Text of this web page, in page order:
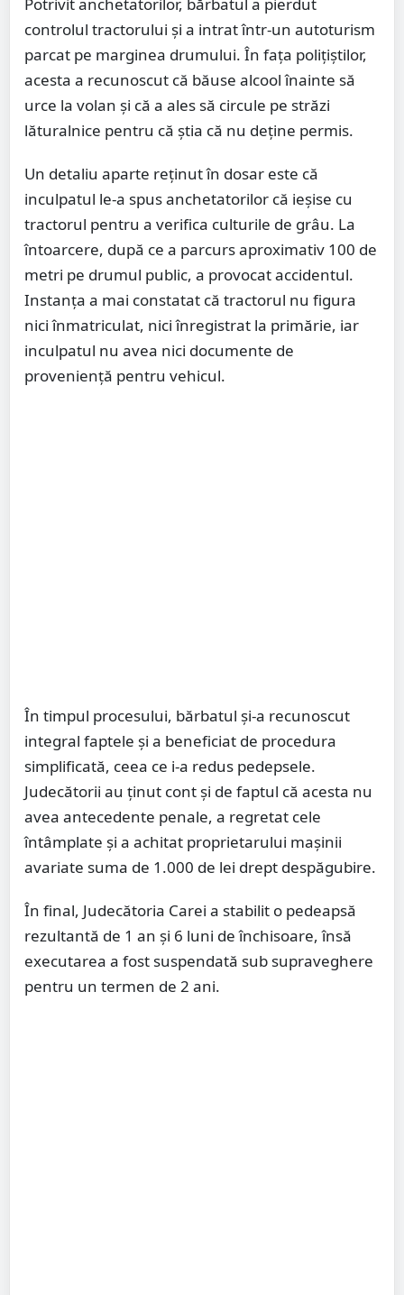
controlul tractorului și a intrat într-un autoturism
parcat pe marginea drumului. În fața polițiștilor,
acesta a recunoscut că băuse alcool înainte să
urce la volan și că a ales să circule pe străzi
lăturalnice pentru că știa că nu deține permis.
Un detaliu aparte reținut în dosar este că
inculpatul le-a spus anchetatorilor că ieșise cu
tractorul pentru a verifica culturile de grâu. La
întoarcere, după ce a parcurs aproximativ 100 de
metri pe drumul public, a provocat accidentul.
Instanța a mai constatat că tractorul nu figura
nici înmatriculat, nici înregistrat la primărie, iar
inculpatul nu avea nici documente de
proveniență pentru vehicul.
În timpul procesului, bărbatul și-a recunoscut
integral faptele și a beneficiat de procedura
simplificată, ceea ce i-a redus pedepsele.
Judecătorii au ținut cont și de faptul că acesta nu
avea antecedente penale, a regretat cele
întâmplate și a achitat proprietarului mașinii
avariate suma de 1.000 de lei drept despăgubire.
În final, Judecătoria Carei a stabilit o pedeapsă
rezultantă de 1 an și 6 luni de închisoare, însă
executarea a fost suspendată sub supraveghere
pentru un termen de 2 ani.